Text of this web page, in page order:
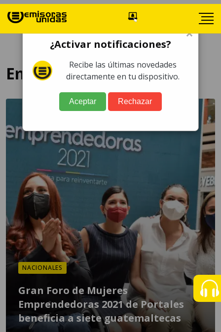
Empresariales
NACIONALES
Gran Foro de Mujeres
Emprendedoras 2021 de Portales
beneficia a siete guatemaltecas
×
¿Activar notificaciones?
Recibe las últimas novedades
directamente en tu dispositivo.
Aceptar Rechazar